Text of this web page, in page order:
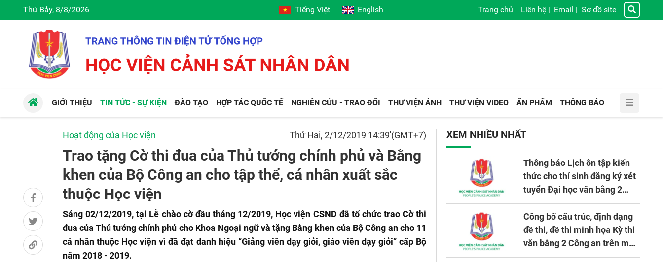
Thứ Bảy, 8/8/2026 Tiếng Việt English Trang chủ | Liên hệ | Email | Sơ đồ site
GIỚI THIỆU TIN TỨC - SỰ KIỆN ĐÀO TẠO HỢP TÁC QUỐC TẾ NGHIÊN CỨU - TRAO ĐỔI THƯ VIỆN ẢNH THƯ VIỆN VIDEO ẤN PHẨM THÔNG BÁO
Hoạt động của Học viện Thứ Hai, 2/12/2019 14:39'(GMT+7)
Trao tặng Cờ thi đua của Thủ tướng chính phủ và Bằng
khen của Bộ Công an cho tập thể, cá nhân xuất sắc
thuộc Học viện
Sáng 02/12/2019, tại Lễ chào cờ đầu tháng 12/2019, Học viện CSND đã tổ chức trao Cờ thi
đua của Thủ tướng chính phủ cho Khoa Ngoại ngữ và tặng Bằng khen của Bộ Công an cho 11
cá nhân thuộc Học viện vì đã đạt danh hiệu “Giảng viên dạy giỏi, giáo viên dạy giỏi” cấp Bộ
năm 2018 - 2019.
XEM NHIỀU NHẤT
Thông báo Lịch ôn tập kiến
thức cho thí sinh đăng ký xét
tuyển Đại học văn bằng 2
tuyển mới, mở tại Học viện
CSND năm học 2026 - 2027
Công bố cấu trúc, định dạng
đề thi, đề thi minh họa Kỳ thi
văn bằng 2 Công an trên máy
tính